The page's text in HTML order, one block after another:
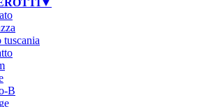
tuscania
B